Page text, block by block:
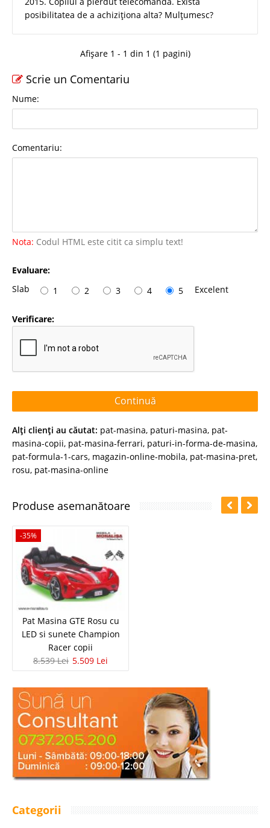
posibilitatea de a achiziționa alta? Mulțumesc?
Afișare 1 - 1 din 1 (1 pagini)
Scrie un Comentariu
Nume:
Comentariu:
Nota: Codul HTML este citit ca simplu text!
Evaluare:
Slab
1 2 3 4 5 Excelent
Verificare:
Continuă
Alţi clienţi au căutat: pat-masina, paturi-masina, pat-
masina-copii, pat-masina-ferrari, paturi-in-forma-de-masina,
pat-formula-1-cars, magazin-online-mobila, pat-masina-pret,
rosu, pat-masina-online
Produse asemanătoare
-35%
Pat Masina GTE Rosu cu
LED si sunete Champion
Racer copii
8.539 Lei 5.509 Lei
Categorii